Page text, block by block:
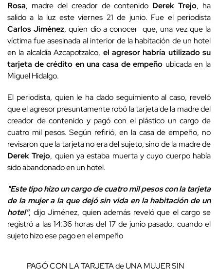
Rosa, madre del creador de contenido Derek Trejo, ha
salido a la luz este viernes 21 de junio. Fue el periodista
Carlos Jiménez, quien dio a conocer que, una vez que la
víctima fue asesinada al interior de la habitación de un hotel
en la alcaldía Azcapotzalco, el agresor habría utilizado su
tarjeta de crédito en una casa de empeño ubicada en la
Miguel Hidalgo.
El periodista, quien le ha dado seguimiento al caso, reveló
que el agresor presuntamente robó la tarjeta de la madre del
creador de contenido y pagó con el plástico un cargo de
cuatro mil pesos. Según refirió, en la casa de empeño, no
revisaron que la tarjeta no era del sujeto, sino de la madre de
Derek Trejo, quien ya estaba muerta y cuyo cuerpo había
sido abandonado en un hotel.
"Este tipo hizo un cargo de cuatro mil pesos con la tarjeta
de la mujer a la que dejó sin vida en la habitación de un
hotel", dijo Jiménez, quien además reveló que el cargo se
registró a las 14:36 horas del 17 de junio pasado, cuando el
sujeto hizo ese pago en el empeño
PAGÓ CON LA TARJETA de UNA MUJER SIN